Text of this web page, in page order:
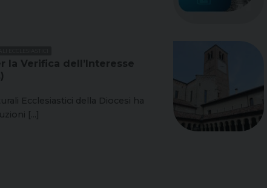
la Verifica dell’Interesse
Ecclesiastici della Diocesi ha
[...]